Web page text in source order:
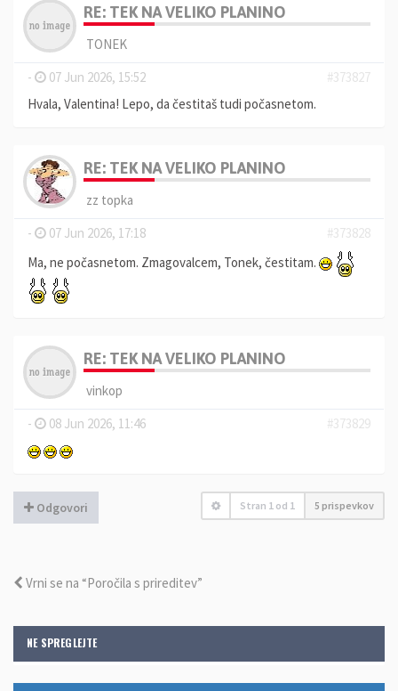
NE SPREGLEJTE
RE: TEK NA VELIKO PLANINO
TONEK
-
07 Jun 2026, 15:52
#373827
Hvala, Valentina! Lepo, da čestitaš tudi počasnetom.
RE: TEK NA VELIKO PLANINO
zz topka
-
07 Jun 2026, 17:18
#373828
Ma, ne počasnetom. Zmagovalcem, Tonek, čestitam.
RE: TEK NA VELIKO PLANINO
vinkop
-
08 Jun 2026, 11:46 #373829
Odgovori Stran 1 od 1 5 prispevkov
Vrni se na “Poročila s prireditev”